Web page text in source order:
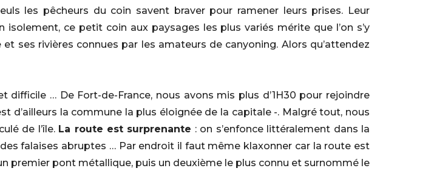
les pêcheurs du coin savent braver pour ramener leurs prises. Leur
ce petit coin aux paysages les plus variés mérite que l’on s’y
ses rivières connues par les amateurs de canyoning. Alors qu’attendez
… De Fort-de-France, nous avons mis plus d’1H30 pour rejoindre
d’ailleurs la commune la plus éloignée de la capitale -. Malgré tout, nous
de l’île. La route est surprenante : on s’enfonce littéralement dans la
falaises abruptes … Par endroit il faut même klaxonner car la route est
premier pont métallique, puis un deuxième le plus connu et surnommé le